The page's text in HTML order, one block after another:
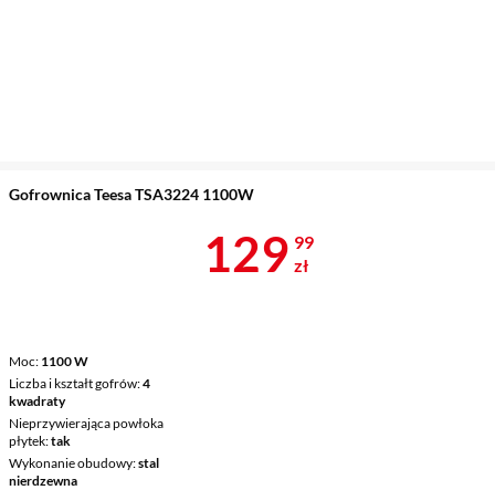
Gofrownica Teesa TSA3224 1100W
Moc 1100 W
Liczba i kształt gofrów 4
kwadraty
Nieprzywierająca powłoka
płytek tak
Wykonanie obudowy stal
nierdzewna
Cena 129,99
129 99
zł